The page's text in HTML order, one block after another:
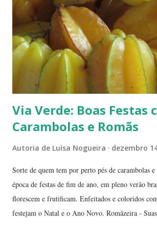
conheci. Compramos muitas. Quando a
de-li-ci-o-sa! Comecei a degustá-las e só parei
uma 'historinha': a de um brasileiro que, a...
Via Verde: Boas Festas
Carambolas e Romãs
Autoria de Luísa Nogueira dezembro
Sorte de quem tem por perto pés de carambolas
época de festas de fim de ano, em pleno verão
florescem e frutificam. Enfeitados e coloridos
festejam o Natal e o Ano Novo. Romãzeira - Suas